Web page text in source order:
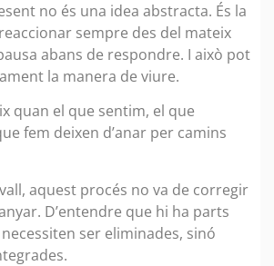
no és una idea abstracta. És la
sempre des del mateix
abans de respondre. I això pot
la manera de viure.
quan el que sentim, el que
fem deixen d’anar per camins
aquest procés no va de corregir
D’entendre que hi ha parts
ser eliminades, sinó